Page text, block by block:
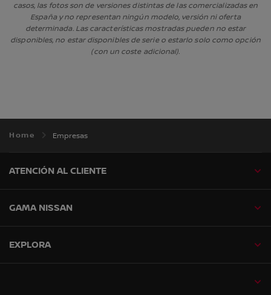
casos, las fotos son de versiones distintas de las comercializadas en
España y no representan ningún modelo, versión ni oferta
determinada. Las características mostradas pueden no estar
disponibles, no estar disponibles de serie o estarlo solo como opción
(con un coste adicional).
Home Empresas
ATENCIÓN AL CLIENTE
GAMA NISSAN
EXPLORA